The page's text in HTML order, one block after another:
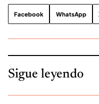
Facebook WhatsApp
Sigue leyendo